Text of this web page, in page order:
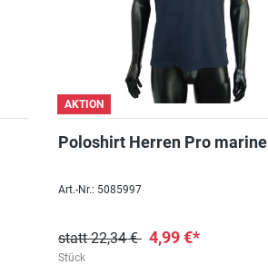
AKTION
Poloshirt Herren Pro
Art.-Nr.: 5085997
statt 22,34 € 4,99 €*
Stück